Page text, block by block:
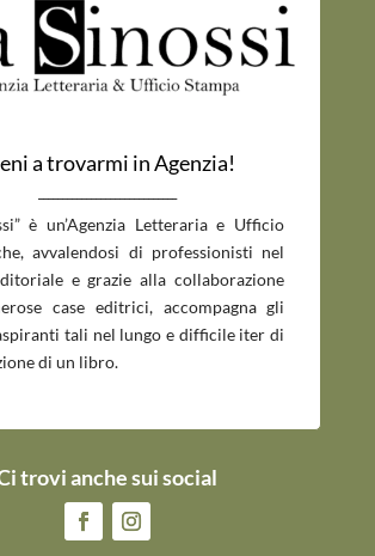
a trovarmi in Agenzia!
è un’Agenzia Letteraria e Ufficio
avvalendosi di professionisti nel
e grazie alla collaborazione
case editrici, accompagna gli
tali nel lungo e difficile iter di
di un libro.
trovi anche sui social